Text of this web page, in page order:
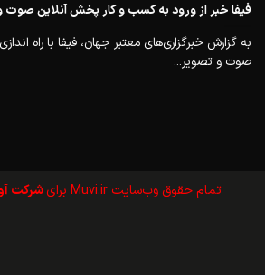
فیفا خبر از ورود به کسب و کار پخش آنلاین صوت
به گزارش خبرگزاری‌های معتبر جهان، فیفا با راه
صوت و تصویر...
تمام حقوق وب‌سايت Muvi.ir برای شرکت